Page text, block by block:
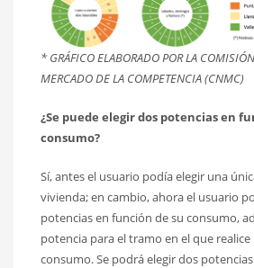
* GRÁFICO ELABORADO POR LA
MERCADO DE LA COMPETENCIA (CNMC)
¿Se puede elegir dos potencias en
consumo?
Sí, antes el usuario podía elegir una
vivienda; en cambio, ahora el usuario
potencias en función de su consumo,
potencia para el tramo en el que
consumo. Se podrá elegir dos